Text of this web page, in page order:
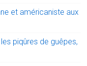
et américaniste aux
piqûres de guêpes,